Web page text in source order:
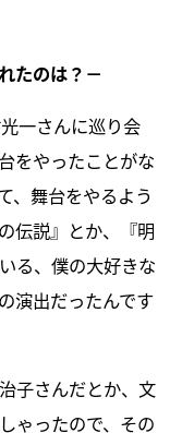
たのは？－
一さんに巡り会
をやったことがな
、舞台をやるよう
伝説』とか、『明
る、僕の大好きな
演出だったんです
子さんだとか、文
ゃったので、その